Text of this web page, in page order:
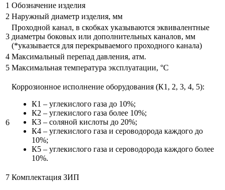
1 Обозначение изделия
2 Наружный диаметр изделия, мм
3
Проходной канал, в скобках указываются эквивалентные
диаметры боковых или дополнительных каналов, мм
(*указывается для перекрываемого проходного канала)
4 Максимальный перепад давления, атм.
5 Максимальная температура эксплуатации, °С
6
Коррозионное исполнение оборудования (К1, 2, 3, 4, 5):
К1 – углекислого газа до 10%;
К2 – углекислого газа более 10%;
К3 – соляной кислоты до 20%;
К4 – углекислого газа и сероводорода каждого до
10%;
К5 – углекислого газа и сероводорода каждого более
10%.
7 Комплектация ЗИП